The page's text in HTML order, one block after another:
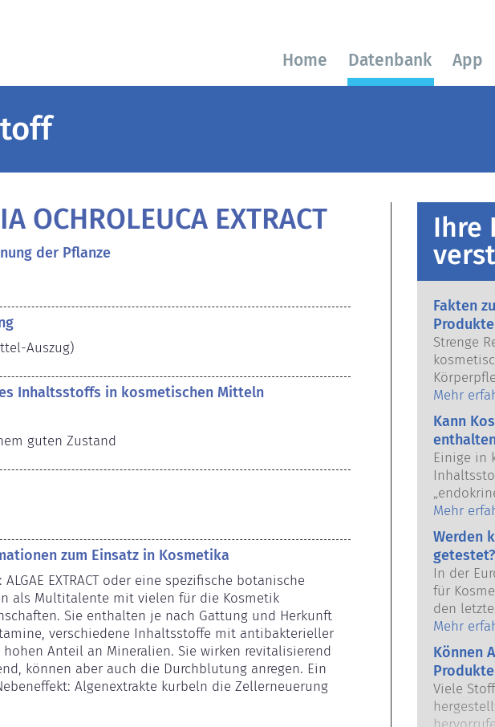
Home Datenbank App
OCHROLEUCA EXTRACT
der Pflanze
Auszug)
Inhaltsstoffs in kosmetischen Mitteln
guten Zustand
zum Einsatz in Kosmetika
EXTRACT oder eine spezifische botanische
als Multitalente mit vielen für die Kosmetik
Sie enthalten je nach Gattung und Herkunft
verschiedene Inhaltsstoffe mit antibakterieller
Anteil an Mineralien. Sie wirken revitalisierend
können aber auch die Durchblutung anregen. Ein
Algenextrakte kurbeln die Zellerneuerung
Ihre
Fakten
Strenge
Union
Mehr
Kann
Einige in
das
unserer
weil
imitieren,
Viele
nach,
handelt
Produkte
Mehr
Werden
In der
für
den
dem
Mehr
Können
Viele